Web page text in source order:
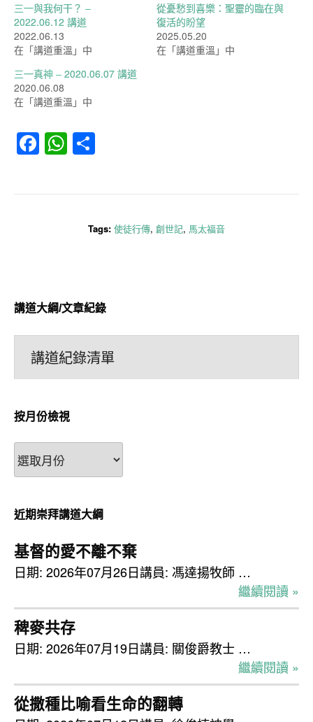
三一與我何干？ –
2022.06.12 講道
2022.06.13
在「講道重溫」中
從憂愁到喜樂：聖靈的臨在與
復活的盼望
2025.05.20
在「講道重溫」中
三一真神 – 2020.06.07 講道
2020.06.08
在「講道重溫」中
Facebook
WhatsApp
Tags: 使徒行傳, 創世記, 馬太福音
講道大綱/文章紀錄
講道紀錄清單
按月份檢視
按
月
檢
視
近期崇拜講道大綱
基督的愛不離不棄
日期: 2026年07月26日講員: 馮達揚牧師 …
繼續閱讀 »
稗麥共存
日期: 2026年07月19日講員: 關俊爵教士 …
繼續閱讀 »
從撒種比喻看生命的翻轉